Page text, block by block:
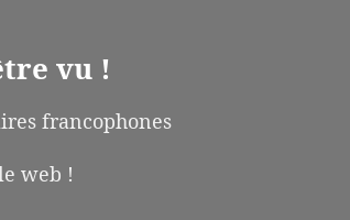
vu !
francophones
web !